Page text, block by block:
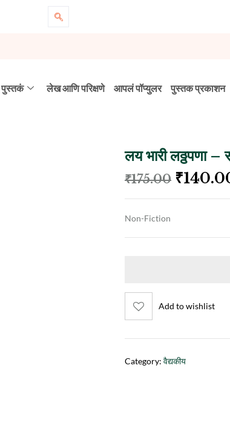
पुस्तकं लेख आणि परिक्षणे आपलं पॉप्युलर पुस्तक प्रकाशन
लय भारी लठ्ठपणा –
₹175.00 ₹
Non-Fiction
Add to wishlist
Category: वैद्यकीय